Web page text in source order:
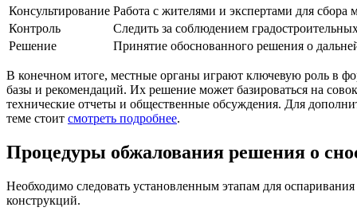
Консультирование Работа с жителями и экспертами для сбора
Контроль
Следить за соблюдением
Решение
Принятие обоснованного решения о
В конечном итоге, местные органы играют ключевую роль в
базы и рекомендаций. Их решение может базироваться на
технические отчеты и общественные обсуждения. Для
теме стоит смотреть подробнее.
Процедуры обжалования решения о
Необходимо следовать установленным этапам для
конструкций.